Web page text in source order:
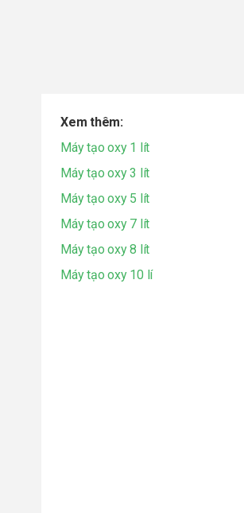
Xem thêm:
Máy tạo oxy 1 lít
Máy tạo oxy 3 lít
Máy tạo oxy 5 lít
Máy tạo oxy 7 lít
Máy tạo oxy 8 lít
Máy tạo oxy 10 lí